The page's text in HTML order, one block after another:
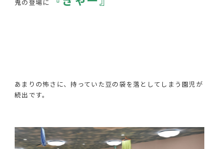
鬼の登場に
あまりの怖さに、持っていた豆の袋を落としてしまう園児が
続出です。